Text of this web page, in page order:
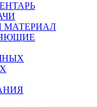
МАТЕРИАЛ